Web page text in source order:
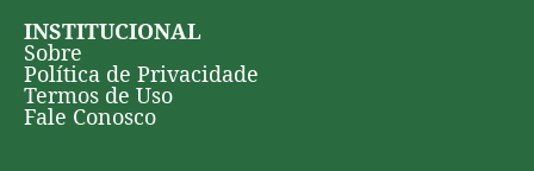
INSTITUCIONAL
Sobre
Política de Privacidade
Termos de Uso
Fale Conosco